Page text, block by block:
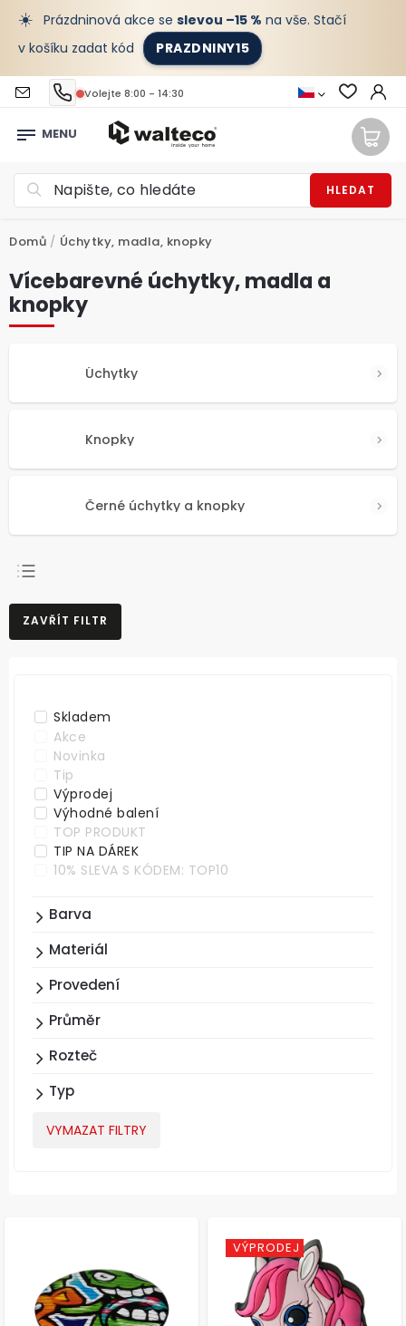
☀️ Prázdninová akce se slevou –15 % na vše. Stačí
v košíku zadat kód
PRAZDNINY15
Volejte 8:00 - 14:30
HLEDAT
Domů / Úchytky, madla, knopky
Vícebarevné úchytky, madla a
knopky
Úchytky
Knopky
Černé úchytky a knopky
NEJPRODÁVANĚJŠÍ
NEJLEVNĚJŠÍ
ZAVŘÍT FILTR
Skladem
Akce
Novinka
Tip
Výprodej
Výhodné balení
TOP PRODUKT
TIP NA DÁREK
10% SLEVA S KÓDEM: TOP10
Barva
Materiál
Provedení
Průměr
Rozteč
Typ
VYMAZAT FILTRY
VÝPRODEJ